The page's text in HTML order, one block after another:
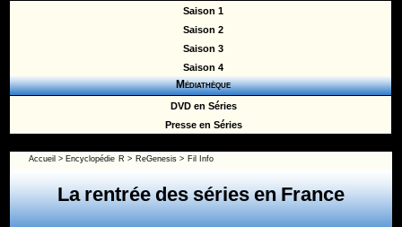
Saison 1
Saison 2
Saison 3
Saison 4
Médiathèque
DVD en Séries
Presse en Séries
Accueil > Encyclopédie R > ReGenesis> Fil Info
La rentrée des séries en France